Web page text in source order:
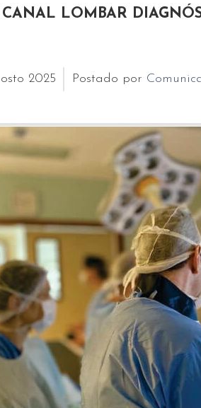
CANAL LOMBAR
2025 Postado por